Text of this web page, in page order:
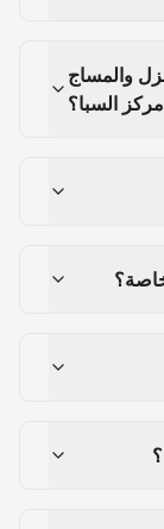
والمساج
السبا؟